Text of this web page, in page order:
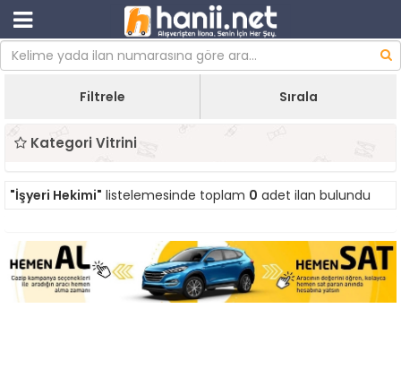
Filtrele Sırala
Kategori Vitrini
"İşyeri Hekimi" listelemesinde toplam 0 adet ilan bulundu